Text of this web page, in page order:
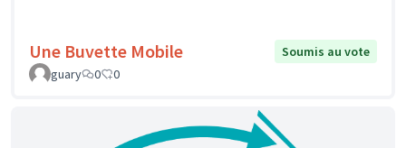
Une Buvette Mobile
Soumis au vote
guary
0 0